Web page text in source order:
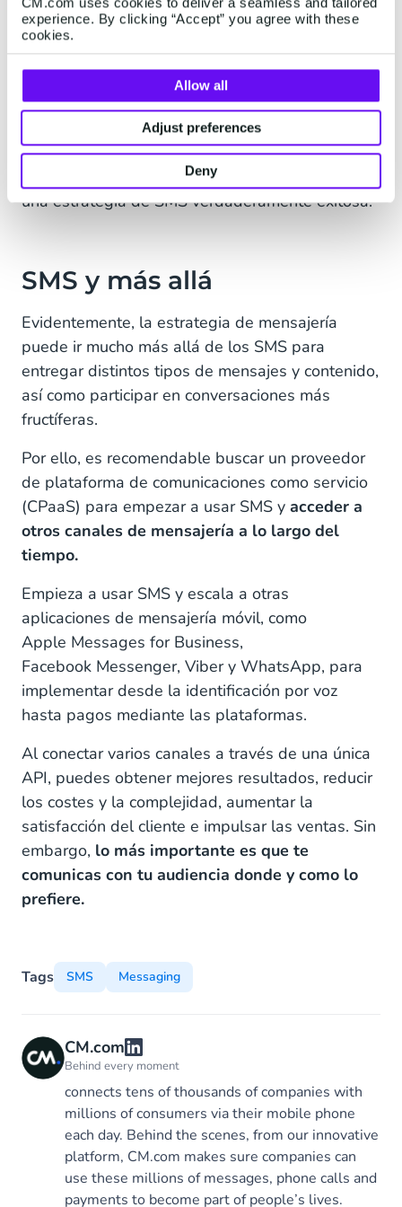
experience. By clicking “Accept” you agree with these
cookies.
Allow all
Adjust preferences
Deny
historial de los posibles socios, en los procesos
de configuración e incorporación, en los modelos
de negocio y los precios,en la red global y las
conexiones de los operadores.
Todos estos aspectos son importantes para
garantizar que los mensajes se entregan, se
abren y generan una acción a fin de contar con
una estrategia de SMS verdaderamente exitosa.
SMS y más allá
Evidentemente, la estrategia de mensajería
puede ir mucho más allá de los SMS para
entregar distintos tipos de mensajes y contenido,
así como participar en conversaciones más
fructíferas.
Por ello, es recomendable buscar un proveedor
de plataforma de comunicaciones como servicio
(CPaaS) para empezar a usar SMS y acceder a
otros canales de mensajería a lo largo del
tiempo.
Empieza a usar SMS y escala a otras
aplicaciones de mensajería móvil, como
Apple Messages for Business,
Facebook Messenger, Viber y WhatsApp, para
implementar desde la identificación por voz
hasta pagos mediante las plataformas.
Al conectar varios canales a través de una única
API, puedes obtener mejores resultados, reducir
los costes y la complejidad, aumentar la
satisfacción del cliente e impulsar las ventas. Sin
embargo, lo más importante es que te
comunicas con tu audiencia donde y como lo
prefiere.
Tags SMS Messaging
CM.com
Behind every moment
connects tens of thousands of companies with
millions of consumers via their mobile phone
each day. Behind the scenes, from our innovative
platform, CM.com makes sure companies can
use these millions of messages, phone calls and
payments to become part of people’s lives.